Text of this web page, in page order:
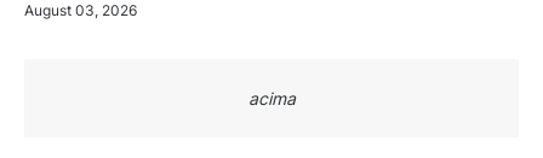
August 03, 2026
acima